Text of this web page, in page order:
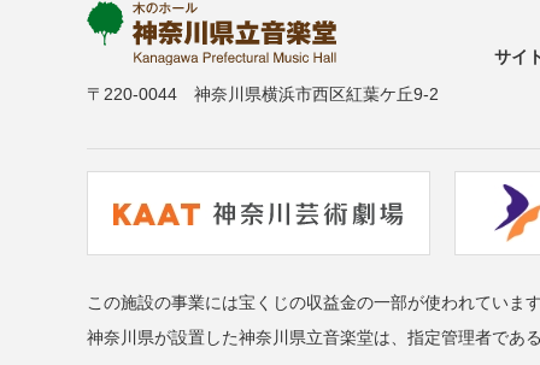
〒220-0044 神奈川県横浜市西区紅葉ケ丘9-2
サイ
この施設の事業には宝くじの収益金の一部が使われていま
神奈川県が設置した神奈川県立音楽堂は、指定管理者であ